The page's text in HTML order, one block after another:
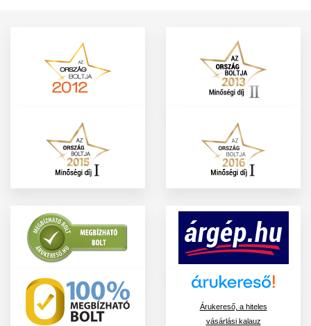
Árukereső, a hiteles
vásárlási kalauz